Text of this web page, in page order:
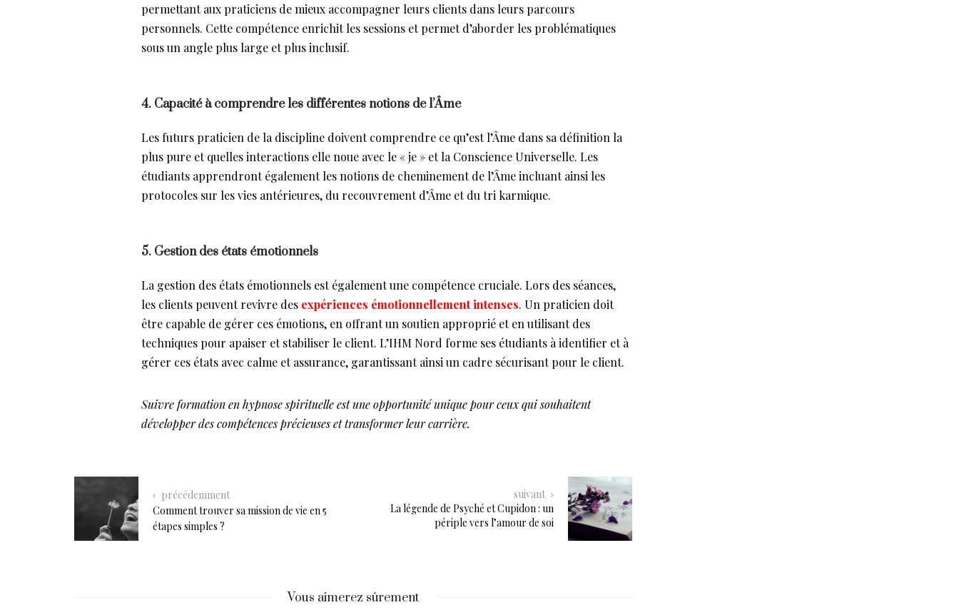
permettant aux praticiens de mieux accompagner leurs clients dans leurs parcours
personnels. Cette compétence enrichit les sessions et permet d’aborder les problématiques
sous un angle plus large et plus inclusif.
4. Capacité à comprendre les différentes notions de l’Âme
Les futurs praticien de la discipline doivent comprendre ce qu’est l’Âme dans sa définition la
plus pure et quelles interactions elle noue avec le « je » et la Conscience Universelle. Les
étudiants apprendront également les notions de cheminement de l’Âme incluant ainsi les
protocoles sur les vies antérieures, du recouvrement d’Âme et du tri karmique.
5. Gestion des états émotionnels
La gestion des états émotionnels est également une compétence cruciale. Lors des séances,
les clients peuvent revivre des expériences émotionnellement intenses. Un praticien doit
être capable de gérer ces émotions, en offrant un soutien approprié et en utilisant des
techniques pour apaiser et stabiliser le client. L’IHM Nord forme ses étudiants à identifier et à
gérer ces états avec calme et assurance, garantissant ainsi un cadre sécurisant pour le client.
Suivre formation en hypnose spirituelle est une opportunité unique pour ceux qui souhaitent
développer des compétences précieuses et transformer leur carrière.
précédemment
Comment trouver sa mission de vie en 5
étapes simples ?
suivant
La légende de Psyché et Cupidon : un
périple vers l’amour de soi
Vous aimerez sûrement